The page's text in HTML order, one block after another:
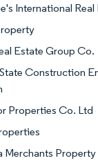
International Real
Estate Group Co.
Construction
Properties Co. Ltd
Merchants